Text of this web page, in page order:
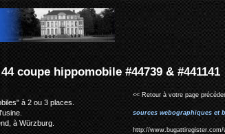
& #441141
à 2 ou 3 places.
à Würzburg.
<< Retour à votre page
sources webographiques et
http://